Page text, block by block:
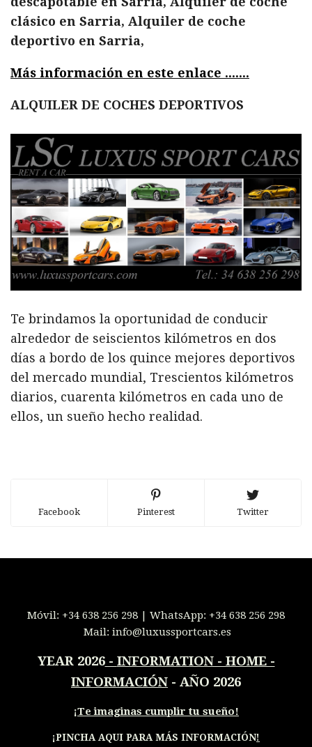
clásico en Sarria, Alquiler de coche
deportivo en Sarria,
Más información en este enlace .......
ALQUILER DE COCHES DEPORTIVOS
Te brindamos la oportunidad de conducir
alrededor de seiscientos kilómetros en dos
días a bordo de los quince mejores deportivos
del mercado mundial, Trescientos kilómetros
diarios, cuarenta kilómetros en cada uno de
ellos, un sueño hecho realidad.
Facebook Pinterest Twitter
Móvil: +34 638 256 298 | WhatsApp: +34 638 256 298
Mail: info@luxussportcars.es
YEAR 2026- INFORMATION - HOME -
INFORMACIÓN - AÑO 2026
¡Te imaginas cumplir tu sueño!
¡PINCHA AQUI PARA MÁS INFORMACIÓN!